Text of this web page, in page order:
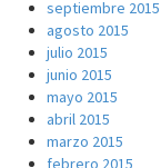
septiembre 2015
agosto 2015
julio 2015
junio 2015
mayo 2015
abril 2015
marzo 2015
febrero 2015